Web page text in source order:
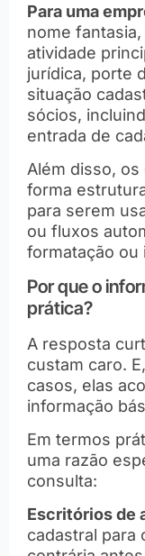
Para uma
nome
atividade
jurídica, porte
situação
sócios,
entrada de
Além disso,
forma
para serem
ou fluxos
formatação ou
Por que o
prática?
A resposta
custam caro.
casos, elas
informação
Em termos
uma razão
consulta:
Escritórios de
cadastral para